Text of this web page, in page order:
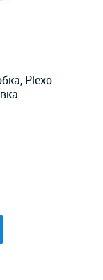
Plexo